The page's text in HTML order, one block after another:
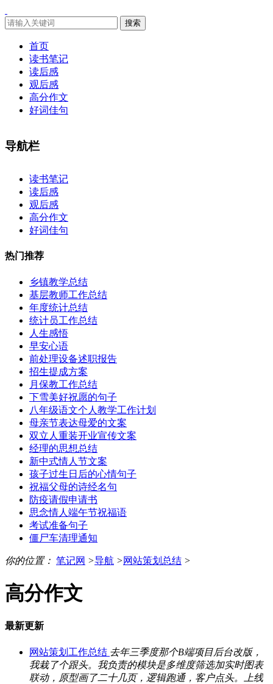
搜索
首页
读书笔记
读后感
观后感
高分作文
好词佳句
导航栏
读书笔记
读后感
观后感
高分作文
好词佳句
热门推荐
乡镇教学总结
基层教师工作总结
年度统计总结
统计员工作总结
人生感悟
早安心语
前处理设备述职报告
招生提成方案
月保教工作总结
下雪美好祝愿的句子
八年级语文个人教学工作计划
母亲节表达母爱的文案
双立人重装开业宣传文案
经理的思想总结
新中式情人节文案
孩子过生日后的心情句子
祝福父母的诗经名句
防疫请假申请书
思念情人端午节祝福语
考试准备句子
僵尸车清理通知
你的位置： 笔记网 >导航 >网站策划总结 >
高分作文
最新更新
网站策划工作总结 去年三季度那个B端项目后台改版，
我栽了个跟头。我负责的模块是多维度筛选加实时图表
联动，原型画了二十几页，逻辑跑通，客户点头。上线